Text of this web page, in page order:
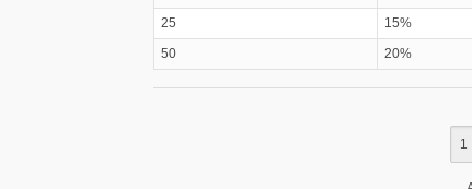
25
15%
50
20%